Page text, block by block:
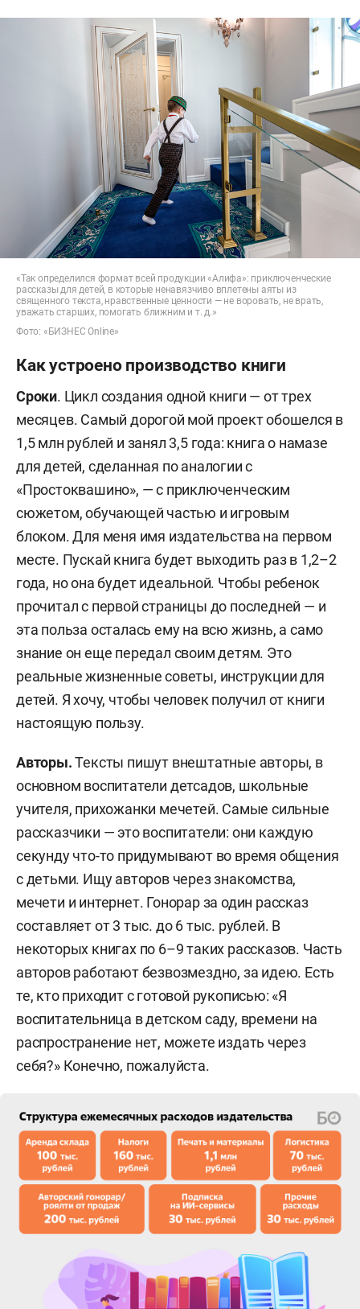
«Так определился формат всей продукции «Алифа»: приключенческие
рассказы для детей, в которые ненавязчиво вплетены аяты из
священного текста, нравственные ценности — не воровать, не врать,
уважать старших, помогать ближним и т. д.»
Фото: «БИЗНЕС Online»
Как устроено производство книги
Сроки. Цикл создания одной книги — от трех
месяцев. Самый дорогой мой проект обошелся в
1,5 млн рублей и занял 3,5 года: книга о намазе
для детей, сделанная по аналогии с
«Простоквашино», — с приключенческим
сюжетом, обучающей частью и игровым
блоком. Для меня имя издательства на первом
месте. Пускай книга будет выходить раз в 1,2–2
года, но она будет идеальной. Чтобы ребенок
прочитал с первой страницы до последней — и
эта польза осталась ему на всю жизнь, а само
знание он еще передал своим детям. Это
реальные жизненные советы, инструкции для
детей. Я хочу, чтобы человек получил от книги
настоящую пользу.
Авторы.Тексты пишут внештатные авторы, в
основном воспитатели детсадов, школьные
учителя, прихожанки мечетей. Самые сильные
рассказчики — это воспитатели: они каждую
секунду что-то придумывают во время общения
с детьми. Ищу авторов через знакомства,
мечети и интернет. Гонорар за один рассказ
составляет от 3 тыс. до 6 тыс. рублей. В
некоторых книгах по 6–9 таких рассказов. Часть
авторов работают безвозмездно, за идею. Есть
те, кто приходит с готовой рукописью: «Я
воспитательница в детском саду, времени на
распространение нет, можете издать через
себя?» Конечно, пожалуйста.